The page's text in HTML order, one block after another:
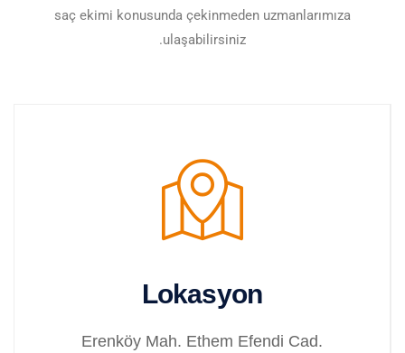
saç ekimi konusunda çekinmeden uzmanlarımıza
ulaşabilirsiniz.
Lokasyon
Erenköy Mah. Ethem Efendi Cad.